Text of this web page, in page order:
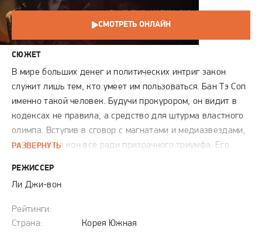
СМОТРЕТЬ ОНЛАЙН
СЮЖЕТ
В мире больших денег и политических интриг закон
служит лишь тем, кто умеет им пользоваться. Бан Тэ Соп
именно такой человек. Будучи прокурором, он видит в
кодексах не правила, а средство для штурма властного
олимпа. Вступив в сговор с магнатами и медиазвездами,
он ставит на кон все ради призрачного триумфа. Его
Семейная жизнь этой пары напоминает поле боя, где
вместо чувств правят корысть и шантаж. Хрупкое
равновесие нарушает Хван Чон Вон, которая владеет
РАЗВЕРНУТЬ
РЕЖИССЕР
Ли Джи-вон
Рейтинги:
Страна:
Корея Южная